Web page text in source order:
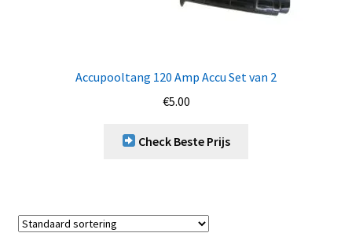
Accupooltang 120 Amp Accu Set van 2
€5.00
Check Beste Prijs